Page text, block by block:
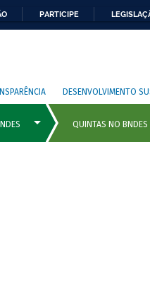
PARTICIPE
DESENVOLVIMENTO